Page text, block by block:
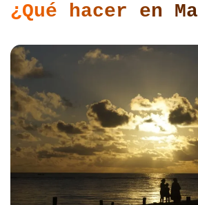
¿Qué hacer en